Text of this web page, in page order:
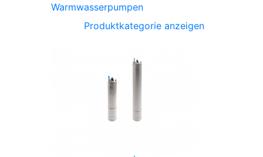
Warmwasserpumpen
Produktkategorie anzeigen